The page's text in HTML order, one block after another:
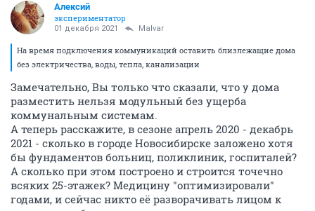
Алексий
экспериментатор
01 декабря 2021 Malvar
На время подключения коммуникаций оставить близлежащие дома
без электричества, воды, тепла, канализации
Замечательно, Вы только что сказали, что у дома
разместить нельзя модульный без ущерба
коммунальным системам.
А теперь расскажите, в сезоне апрель 2020 - декабрь
2021 - сколько в городе Новосибирске заложено хотя
бы фундаментов больниц, поликлиник, госпиталей?
А сколько при этом построено и строится точечно
всяких 25-этажек? Медицину "оптимизировали"
годами, и сейчас никто её разворачивать лицом к